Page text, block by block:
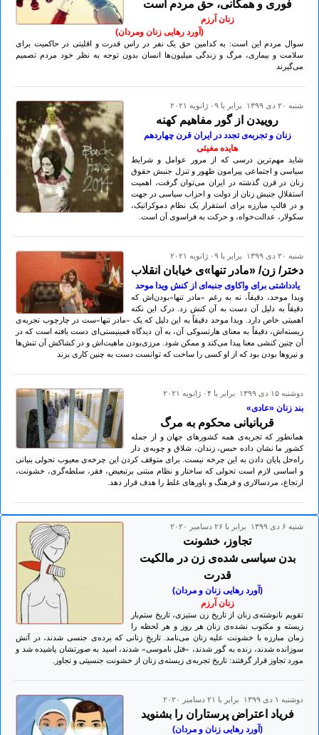
فوری و همگانی، حق مردم است
زنان آرزم
(آورد رهایی زنان ومردان)
سوال مردم این است: به کدامین حق یک نفر در راس قدرت و اقلیتی در حاکمیت برای
سلامت و بیماری، مرگ و زندگی میلیون‌ها انسان بدون توجه به نظر خود مردم تصمیم
می‌گیرند
شنبه ۲۰ دی ۱۳۹۹ برابر با ۰۹ ژانويه ۲۰۲۱
روییدن از گور مفاهیم کهنه
زنان و تجربه‌ی تجدد در ایران قرن چهاردهم
هایده مغیثی
شاید مهم‌ترین درسی که از مرور عوامل و شرایط
سیاسی و اجتماعی پیرامون ظهور و تنزل جنبش حقوق
زنان در قرن گذشته در ایران می‌توان گرفت، اهمیت
استقلالِ جنبش زنان از دولت و احزاب سیاسی در جهت
و در قالبِ مبارزه برای استقرار یک نظام دموکراتیک،
سکولار، عدالت‌خواه، و حرکت به فراسوی آن است.
شنبه ۲۰ دی ۱۳۹۹ برابر با ۰۹ ژانويه ۲۰۲۱
دختر/ زن/ «مادر تنها»ی خیابان انقلاب
یادداشتی برای واکاوی جنبه‌ای از کنش ویدا موحد
ویدا موحد، دقیقاً، نه به رغم «مادر تنها»بودن‌اش که
دقیقاً به دلیل آن دست به آن کنش زد. درک این نکته
اهمیتی خاص دارد. ویدا موحد دقیقاً به این دلیل که یک «مادر تنها»ست در چارچوب تجربه‌ی
زیسته‌اش، دقیقاً به معنای هارتسوکی آن، به آن دیدگاه فمینیستی‌ای دست یافته است که در
آن چنین کنشی معنا پیدا می‌کند و ممکن شود. مرزی‌بودن ماهیت‌اش و در کشاکش آن تنش‌ها
و نیروها بودن بود که از او کسی را ساخت که توانست دست به چنین کاری بزند
دوشنبه ۱۵ دی ۱۳۹۹ برابر با ۰۴ ژانويه ۲۰۲۱
بند زنان «عادی»
قربانیانی محکوم به مرگ
همانطور که تجربه‌ی همه کشورهای جهان و از جمله
کشور ما نشان داده حبس، زندان، شلاق و چوبه‌ی دار
راه‌حل پایان دادن به این چرخه نیست. برای متوقف کردن این چرخه‌ی معیوب تحولی بنیانی
و اساسی لازم است تحولی که ساختار‌ و نظام مبتنی برتبعیض، فقر، سلطه‌گری، خشونت،
ارتجاع، مردسالاری و فرهنگ و باورهای غلط را هدف قرار دهد.
شنبه ۶ دی ۱۳۹۹ برابر با ۲۶ دسامبر ۲۰۲۰
تجاوز، خشونت
بدن سیاسی شده‌ی زن در مالکیت
قدرت
(آورد رهایی زنان و مردان)
زنان آرزم
تقویم نانوشته‌ی زنان از تاریخ زن ستیزی، تاریخ ستم‌بار
زیسته و مکتوب نشده‌ی زنان هر روز و هر لحظه را
زمان مبارزه با خشونت علیه زنان می‌نامد. تاریخِ زنانی که برده‌ی جنسی شدند، در آتش
سوزانده شدند، زنده به گور شدند، «قتل ناموسی» شدند، اسید به صورتشان پاشیده شد و
مورد تجاوز قرار گرفتند: تاریخ تجربه‌ی زیسته‌ی زنان از خشونت جنسیتی و تجاوز.
دوشنبه ۱ دی ۱۳۹۹ برابر با ۲۱ دسامبر ۲۰۲۰
فریاد اعتراض پرستاران را بشنوید
(آورد رهایی زنان و مردان)